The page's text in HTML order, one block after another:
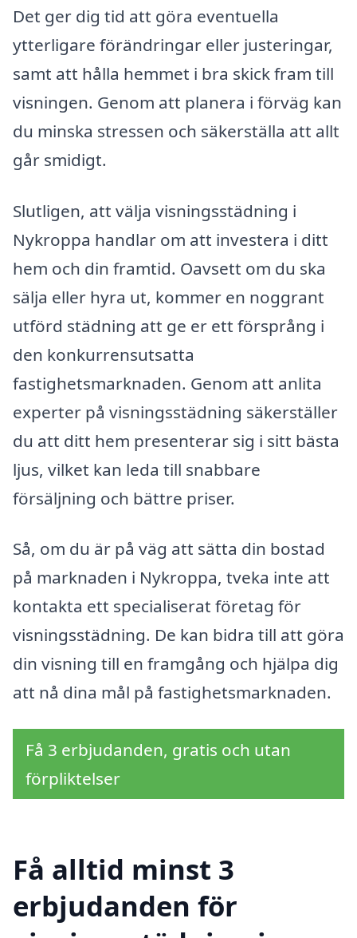
Det ger dig tid att göra eventuella
ytterligare förändringar eller justeringar,
samt att hålla hemmet i bra skick fram till
visningen. Genom att planera i förväg kan
du minska stressen och säkerställa att allt
går smidigt.
Slutligen, att välja visningsstädning i
Nykroppa handlar om att investera i ditt
hem och din framtid. Oavsett om du ska
sälja eller hyra ut, kommer en noggrant
utförd städning att ge er ett försprång i
den konkurrensutsatta
fastighetsmarknaden. Genom att anlita
experter på visningsstädning säkerställer
du att ditt hem presenterar sig i sitt bästa
ljus, vilket kan leda till snabbare
försäljning och bättre priser.
Så, om du är på väg att sätta din bostad
på marknaden i Nykroppa, tveka inte att
kontakta ett specialiserat företag för
visningsstädning. De kan bidra till att göra
din visning till en framgång och hjälpa dig
att nå dina mål på fastighetsmarknaden.
Få 3 erbjudanden, gratis och utan
förpliktelser
Få alltid minst 3
erbjudanden för